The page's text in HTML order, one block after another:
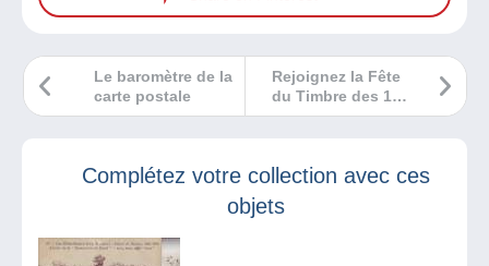
Rejoignez la Fête
du Timbre des 12
et 13 mars 2022
Le baromètre de la
carte postale
Complétez votre collection avec ces
objets